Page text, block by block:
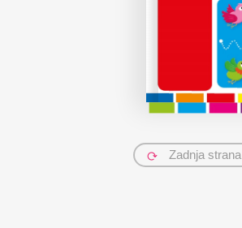
Zadnja strana